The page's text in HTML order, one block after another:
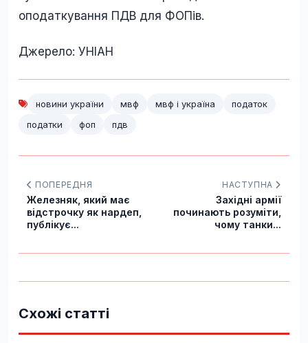
оподаткування ПДВ для ФОПів.
Джерело: УНІАН
новини україни мвф мвф і україна
податок
податки
фоп пдв
ПОПЕРЕДНЯ
Железняк, який має
відстрочку як нардеп,
публікує...
НАСТУПНА
Західні армії
починають розуміти,
чому танки...
Схожі статті